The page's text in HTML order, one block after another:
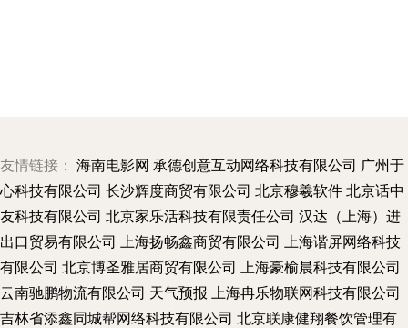
友情链接： 海南电影网 承德创意互动网络科技有限公司 广州于
心科技有限公司 长沙辉度商贸有限公司 北京穆羲软件 北京话中
友科技有限公司 北京家乐活科技有限责任公司 汉达（上海）进
出口贸易有限公司
上海扬畅鑫商贸有限公司
上海谐屏网络科技
有限公司 北京博圣雅居商贸有限公司
上海豪榆晨科技有限公司
云南驰鹏物流有限公司 天气预报
上海冉乐物联网科技有限公司
吉林省添鑫同城帮网络科技有限公司 北京联康健翔餐饮管理有